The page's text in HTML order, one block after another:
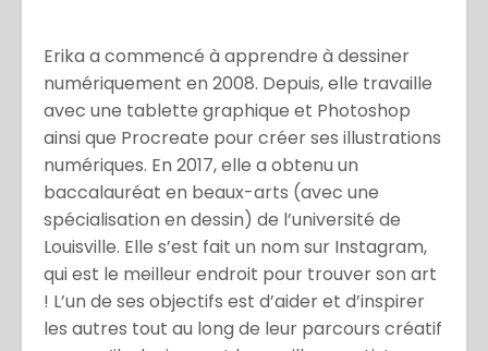
Erika a commencé à apprendre à dessiner
numériquement en 2008. Depuis, elle travaille
avec une tablette graphique et Photoshop
ainsi que Procreate pour créer ses illustrations
numériques. En 2017, elle a obtenu un
baccalauréat en beaux-arts (avec une
spécialisation en dessin) de l’université de
Louisville. Elle s’est fait un nom sur Instagram,
qui est le meilleur endroit pour trouver son art
! L’un de ses objectifs est d’aider et d’inspirer
les autres tout au long de leur parcours créatif